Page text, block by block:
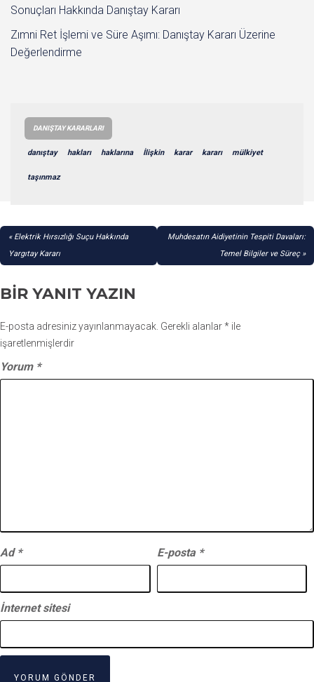
Sonuçları Hakkında Danıştay Kararı
Zımni Ret İşlemi ve Süre Aşımı: Danıştay Kararı Üzerine
Değerlendirme
DANIŞTAY KARARLARI
danıştay hakları haklarına İlişkin karar kararı mülkiyet
taşınmaz
YAZI
GEZINMESI
Elektrik Hırsızlığı Suçu Hakkında
Yargıtay Kararı
Muhdesatın Aidiyetinin Tespiti Davaları:
Temel Bilgiler ve Süreç
BIR YANIT YAZIN
E-posta adresiniz yayınlanmayacak. Gerekli alanlar* ile
işaretlenmişlerdir
Yorum *
Ad * E-posta *
İnternet sitesi